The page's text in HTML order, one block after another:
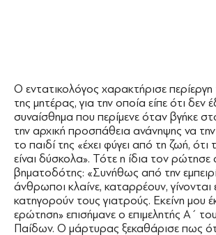
Ο εντατικολόγος χαρακτήρισε
της μητέρας, για την οποία είπε ότι δεν
συναίσθημα που περίμενε όταν βγήκε
την αρχική προσπάθεια ανάνηψης να
το παιδί της «έχει φύγει από τη ζωή,
είναι δύσκολα». Τότε η ίδια τον ρώτησε
βηματοδότης: «Συνήθως από την
άνθρωποι κλαίνε, καταρρέουν, γίνονται
κατηγορούν τους γιατρούς. Εκείνη μου
ερώτηση» επισήμανε ο επιμελητής Α΄
Παίδων. Ο μάρτυρας ξεκαθάρισε πως